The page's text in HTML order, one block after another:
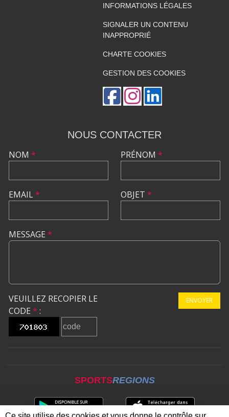
INFORMATIONS LÉGALES
SIGNALER UN CONTENU
INAPPROPRIÉ
CHARTE COOKIES
GESTION DES COOKIES
NOUS CONTACTER
NOM *
EMAIL*
PRÉNOM *
OBJET *
MESSAGE *
VEUILLEZ RECOPIER LE
CODE * :
ENVOYER
SPORTSREGIONS